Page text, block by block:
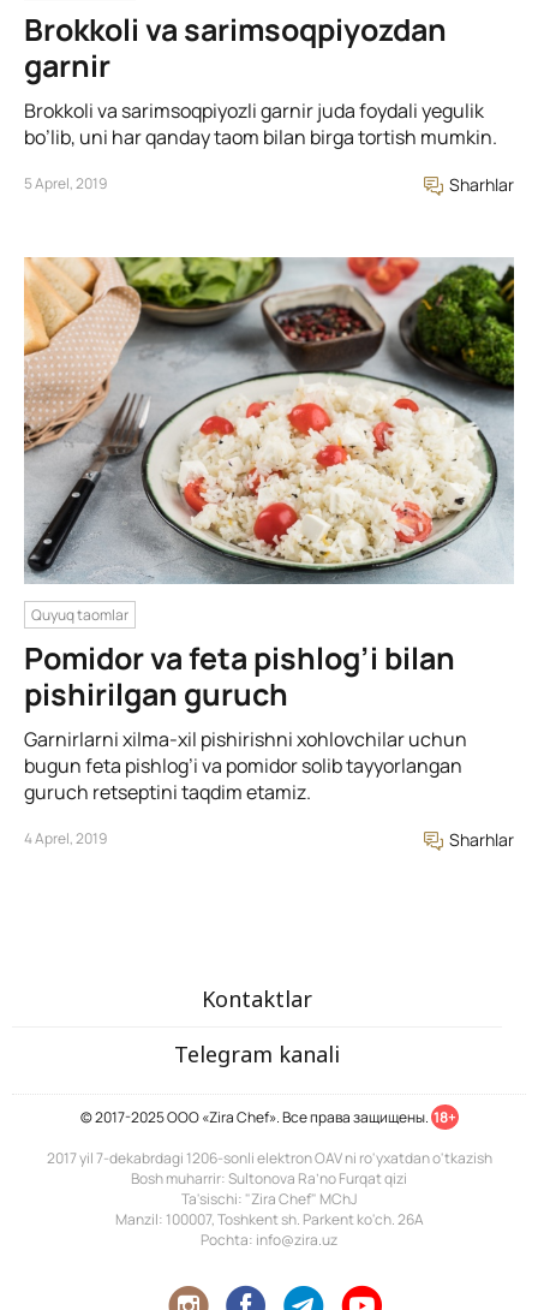
Brokkoli va sarimsoqpiyozdan
garnir
Brokkoli va sarimsoqpiyozli garnir juda foydali yegulik
bo’lib, uni har qanday taom bilan birga tortish mumkin.
5 Aprel, 2019 Sharhlar
Quyuq taomlar
Pomidor va feta pishlog’i bilan
pishirilgan guruch
Garnirlarni xilma-xil pishirishni xohlovchilar uchun
bugun feta pishlog’i va pomidor solib tayyorlangan
guruch retseptini taqdim etamiz.
4 Aprel, 2019 Sharhlar
Kontaktlar
Telegram kanali
© 2017-2025 ООО «Zira Chef». Все права защищены. 18+
2017 yil 7-dekabrdagi 1206-sonli elektron OAV ni ro'yxatdan o'tkazish
Bosh muharrir: Sultonova Ra’no Furqat qizi
Ta'sischi: "Zira Chef" MChJ
Manzil: 100007, Toshkent sh. Parkent ko'ch. 26A
Pochta: info@zira.uz